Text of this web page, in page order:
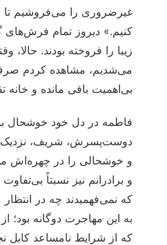
غیرضروری را می‌فروشیم تا
کنیم.» دیروز تمام فرش‌های
زیبا را فروخته بودند. حالا،
می‌شدیم، مشاهده کردم
بی‌اهمیت باقی مانده و خانه
فاطمه در دل خود خوشحال
دوست‌پسرش، شریف،
و خوشحالی را در چهره‌اش
و برادرانم نیز نسبتاً
که نمی‌فهمیدند چه در
به این مهاجرت دوگانه
که از شرایط نامساعد کابل